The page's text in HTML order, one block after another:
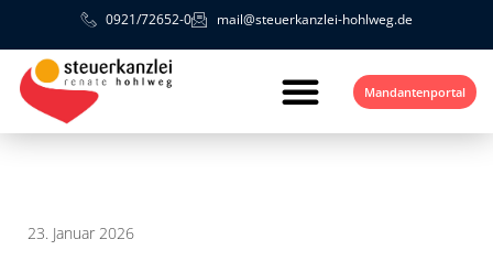
0921/72652-0 mail@steuerkanzlei-hohlweg.de
Mandantenportal
23. Januar 2026